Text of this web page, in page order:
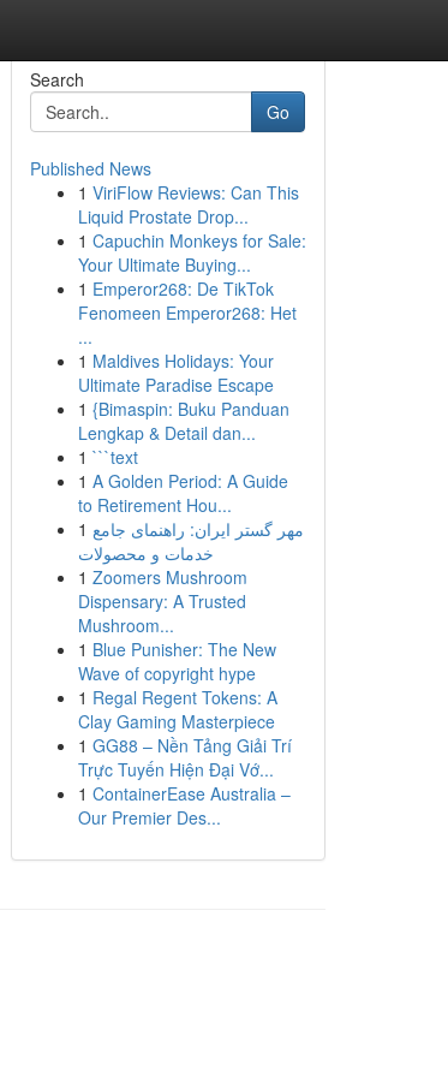
Search
Go
Published News
1 ViriFlow Reviews: Can This
Liquid Prostate Drop...
1 Capuchin Monkeys for Sale:
Your Ultimate Buying...
1 Emperor268: De TikTok
Fenomeen Emperor268: Het
...
1 Maldives Holidays: Your
Ultimate Paradise Escape
1 {Bimaspin: Buku Panduan
Lengkap & Detail dan...
1 ```text
1 A Golden Period: A Guide
to Retirement Hou...
1 مهر گستر ایران: راهنمای جامع
خدمات و محصولات
1 Zoomers Mushroom
Dispensary: A Trusted
Mushroom...
1 Blue Punisher: The New
Wave of copyright hype
1 Regal Regent Tokens: A
Clay Gaming Masterpiece
1 GG88 – Nền Tảng Giải Trí
Trực Tuyến Hiện Đại Vớ...
1 ContainerEase Australia –
Our Premier Des...